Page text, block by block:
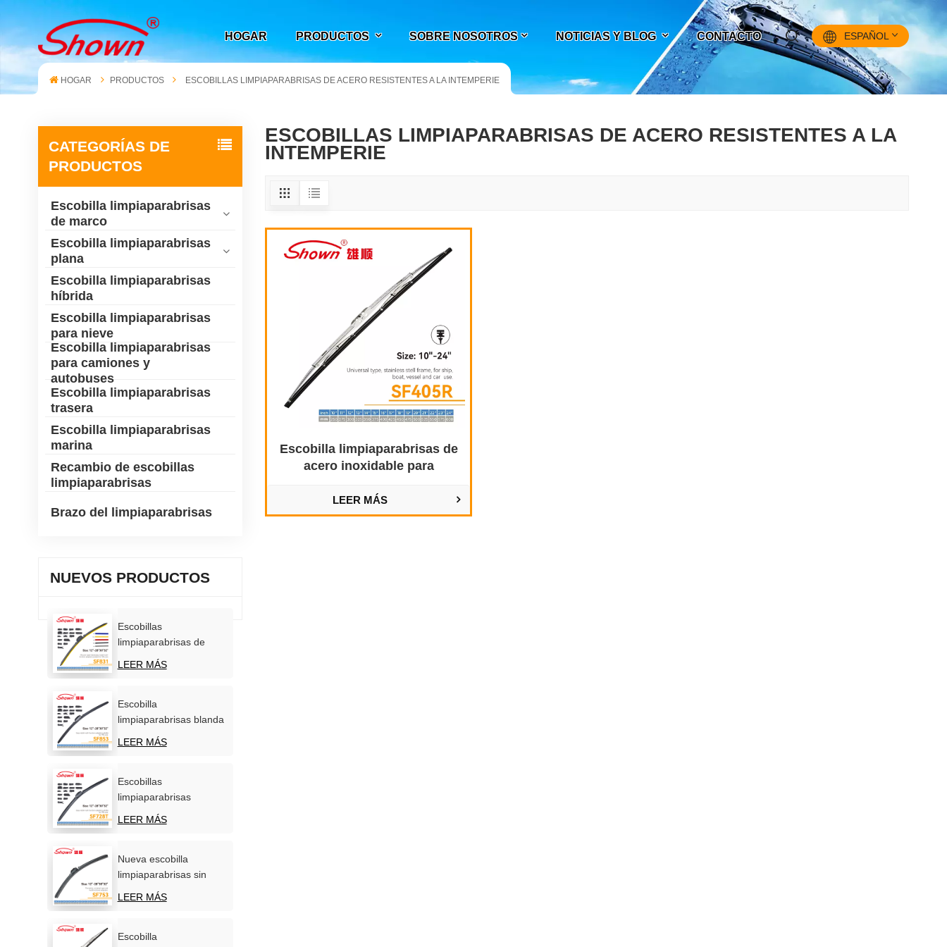
HOGAR PRODUCTOS SOBRE NOSOTROS NOTICIAS Y BLOG CONTACTO ESPAÑOL
English
Français
HOGAR PRODUCTOS ESCOBILLAS LIMPIAPARABRISAS DE ACERO RESISTENTES A LA INTEMPERIE
CATEGORÍAS DE
PRODUCTOS
Escobilla limpiaparabrisas
de marco
Escobilla limpiaparabrisas
plana
Escobilla limpiaparabrisas
híbrida
Escobilla limpiaparabrisas
para nieve
Escobilla limpiaparabrisas
para camiones y
autobuses
Escobilla limpiaparabrisas
trasera
Escobilla limpiaparabrisas
marina
Recambio de escobillas
limpiaparabrisas
Brazo del limpiaparabrisas
NUEVOS PRODUCTOS
Escobillas
limpiaparabrisas de
silicona personalizadas,
OEM/ODM, venta
LEER MÁS
Escobilla
limpiaparabrisas blanda
carbonizada
multifunción para coche
LEER MÁS
Escobillas
limpiaparabrisas
multifuncionales de
calidad superior para
LEER MÁS
Nueva escobilla
limpiaparabrisas sin
hueso, universal y
multifuncional de
LEER MÁS
Escobilla
ESCOBILLAS LIMPIAPARABRISAS DE ACERO RESISTENTES A LA
INTEMPERIE
Escobilla limpiaparabrisas de
acero inoxidable para
LEER MÁS